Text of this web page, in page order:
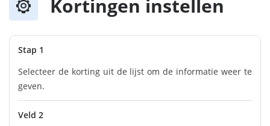
Kortingen instellen
Stap 1
Selecteer de korting uit de lijst om de informatie weer te
geven.
Veld 2